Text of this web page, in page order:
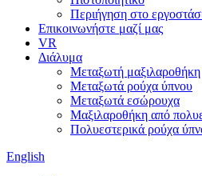
Περιήγηση στο
Επικοινωνήστε μαζί μας
VR
Διάλυμα
Μεταξωτή μαξιλαροθήκη
Μεταξωτά ρούχα ύπνου
Μεταξωτά εσώρουχα
Μαξιλαροθήκη από
Πολυεστερικά ρούχα
English